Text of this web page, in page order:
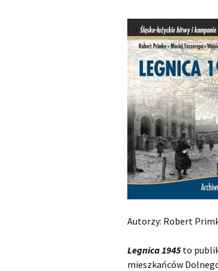
Autorzy: Robert
Legnica 1945 to
mieszkańców